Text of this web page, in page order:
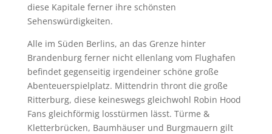
diese Kapitale ferner ihre schönsten
Sehenswürdigkeiten.
Alle im Süden Berlins, an das Grenze hinter
Brandenburg ferner nicht ellenlang vom Flughafen
befindet gegenseitig irgendeiner schöne große
Abenteuerspielplatz. Mittendrin thront die große
Ritterburg, diese keineswegs gleichwohl Robin Hood
Fans gleichförmig losstürmen lässt. Türme &
Kletterbrücken, Baumhäuser und Burgmauern gilt